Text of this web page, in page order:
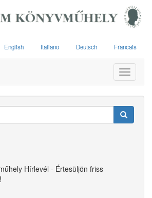
English Italiano Deutsch Francais
Toggle
Hírlevél - Értesüljön friss